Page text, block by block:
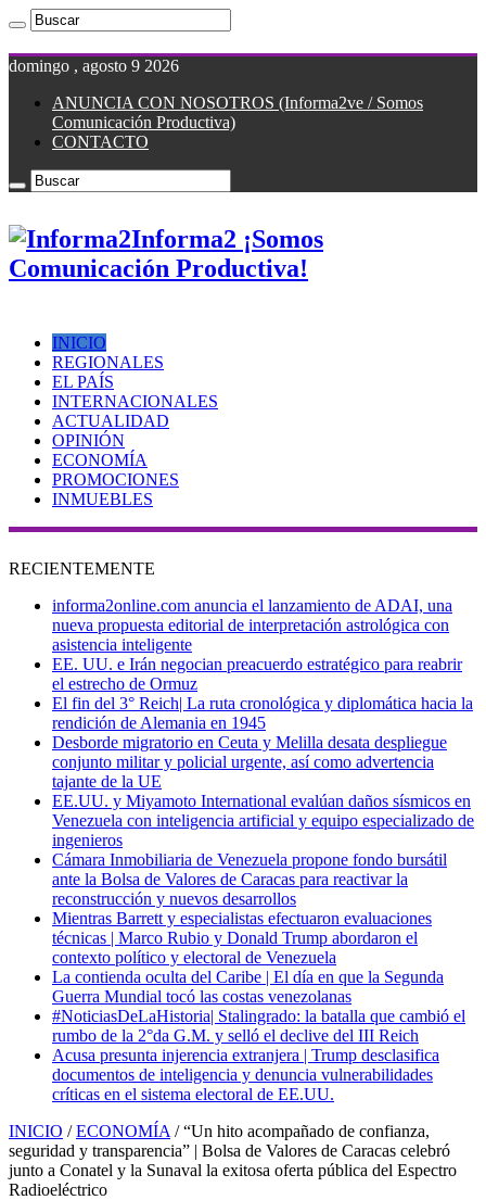
domingo , agosto 9 2026
ANUNCIA CON NOSOTROS (Informa2ve / Somos
Comunicación Productiva)
CONTACTO
Informa2 ¡Somos
Comunicación Productiva!
INICIO
REGIONALES
EL PAÍS
INTERNACIONALES
ACTUALIDAD
OPINIÓN
ECONOMÍA
PROMOCIONES
INMUEBLES
RECIENTEMENTE
informa2online.com anuncia el lanzamiento de ADAI, una
nueva propuesta editorial de interpretación astrológica con
asistencia inteligente
EE. UU. e Irán negocian preacuerdo estratégico para reabrir
el estrecho de Ormuz
El fin del 3° Reich| La ruta cronológica y diplomática hacia la
rendición de Alemania en 1945
Desborde migratorio en Ceuta y Melilla desata despliegue
conjunto militar y policial urgente, así como advertencia
tajante de la UE
EE.UU. y Miyamoto International evalúan daños sísmicos en
Venezuela con inteligencia artificial y equipo especializado de
ingenieros
Cámara Inmobiliaria de Venezuela propone fondo bursátil
ante la Bolsa de Valores de Caracas para reactivar la
reconstrucción y nuevos desarrollos
Mientras Barrett y especialistas efectuaron evaluaciones
técnicas | Marco Rubio y Donald Trump abordaron el
contexto político y electoral de Venezuela
La contienda oculta del Caribe | El día en que la Segunda
Guerra Mundial tocó las costas venezolanas
#NoticiasDeLaHistoria| Stalingrado: la batalla que cambió el
rumbo de la 2°da G.M. y selló el declive del III Reich
Acusa presunta injerencia extranjera | Trump desclasifica
documentos de inteligencia y denuncia vulnerabilidades
críticas en el sistema electoral de EE.UU.
INICIO / ECONOMÍA / “Un hito acompañado de confianza,
seguridad y transparencia” | Bolsa de Valores de Caracas celebró
junto a Conatel y la Sunaval la exitosa oferta pública del Espectro
Radioeléctrico